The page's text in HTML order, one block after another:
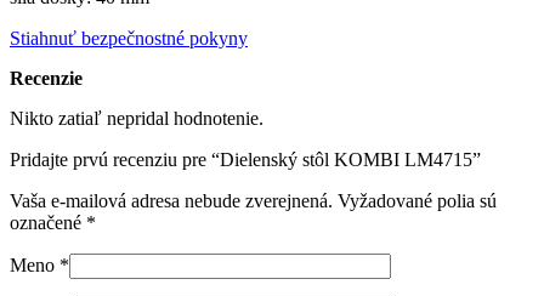
Stiahnuť bezpečnostné pokyny
Recenzie
Nikto zatiaľ nepridal hodnotenie.
Pridajte prvú recenziu pre “Dielenský stôl KOMBI LM4715”
Vaša e-mailová adresa nebude zverejnená. Vyžadované polia sú
označené *
Meno *